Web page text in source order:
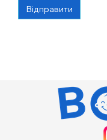
Відправити